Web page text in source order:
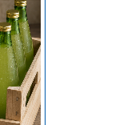
тыс.
и